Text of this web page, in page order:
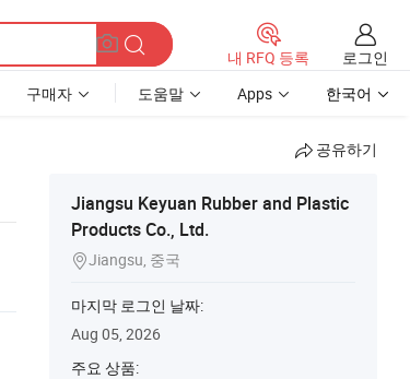
내 RFQ 등록
로그인
구매자 도움말 Apps 한국어
공유하기
Jiangsu Keyuan Rubber and Plastic
Products Co., Ltd.
Jiangsu, 중국
마지막 로그인 날짜:
Aug 05, 2026
주요 상품: